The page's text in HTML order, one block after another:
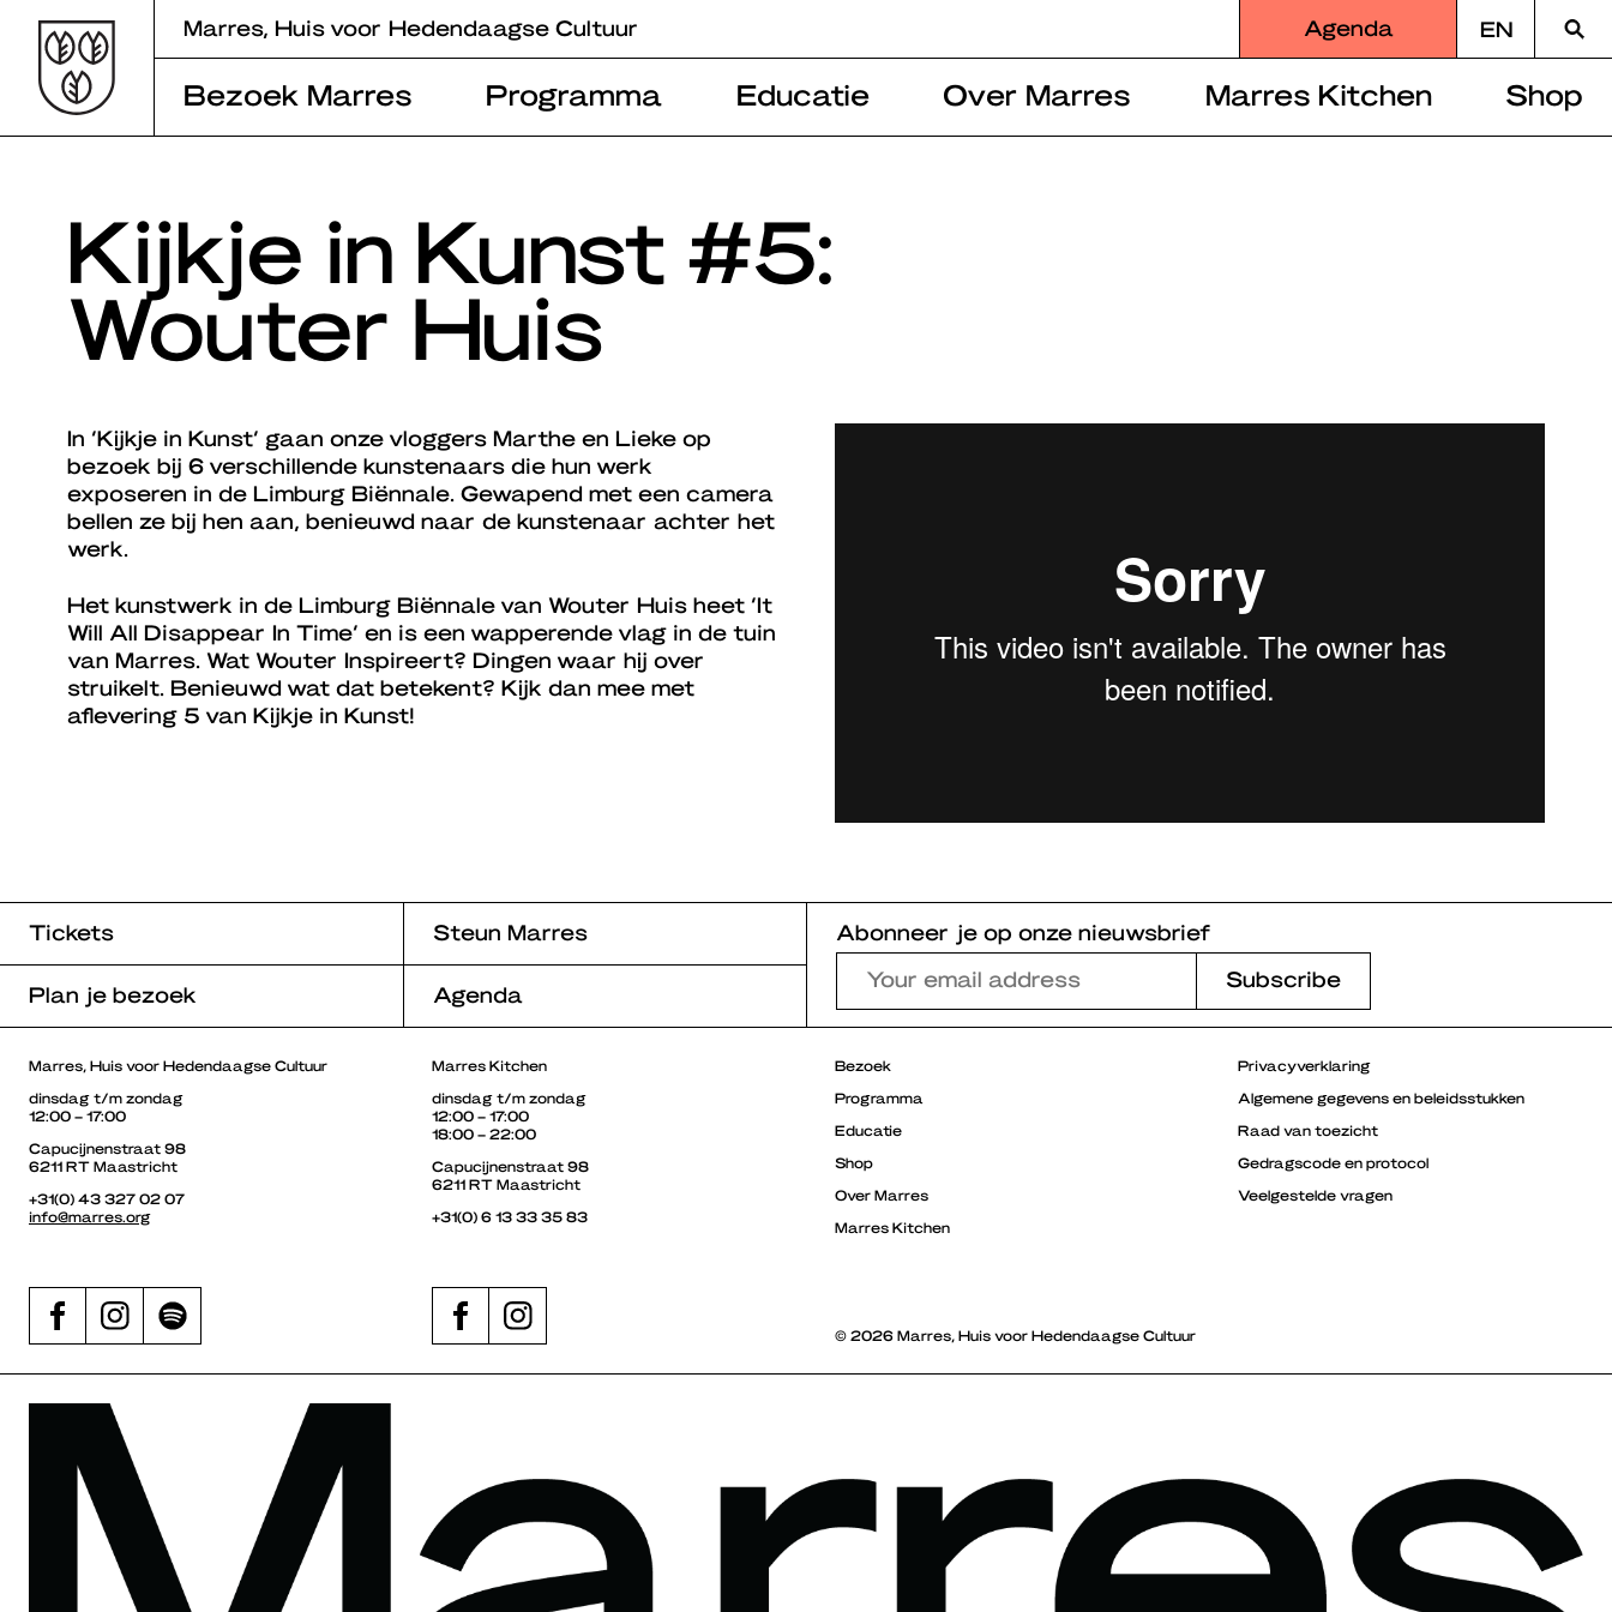
content
Marres, Huis voor Hedendaagse Cultuur Agenda EN
naar
Bezoek Marres Programma Educatie Over Marres Marres Kitchen Shop
Kijkje in Kunst #5:
Wouter Huis
In ‘Kijkje in Kunst’ gaan onze vloggers Marthe en Lieke op
bezoek bij 6 verschillende kunstenaars die hun werk
exposeren in de Limburg Biënnale. Gewapend met een camera
bellen ze bij hen aan, benieuwd naar de kunstenaar achter het
werk.
Het kunstwerk in de Limburg Biënnale van Wouter Huis heet ‘It
Will All Disappear In Time’ en is een wapperende vlag in de tuin
van Marres. Wat Wouter Inspireert? Dingen waar hij over
struikelt. Benieuwd wat dat betekent? Kijk dan mee met
aflevering 5 van Kijkje in Kunst!
Tickets Steun Marres
Plan je bezoek Agenda
Abonneer je op onze nieuwsbrief
Marres, Huis voor Hedendaagse Cultuur
dinsdag t/m zondag
12:00 – 17:00
Capucijnenstraat 98
6211 RT Maastricht
+31(0) 43 327 02 07
info@marres.org
Marres Kitchen
dinsdag t/m zondag
12:00 – 17:00
18:00 – 22:00
Capucijnenstraat 98
6211 RT Maastricht
+31(0) 6 13 33 35 83
Bezoek
Programma
Educatie
Shop
Over Marres
Marres Kitchen
Privacyverklaring
Algemene gegevens en beleidsstukken
Raad van toezicht
Gedragscode en protocol
Veelgestelde vragen
© 2026 Marres, Huis voor Hedendaagse Cultuur